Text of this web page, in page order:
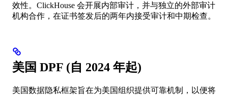
效性。ClickHouse 会开展内部审计，并与独立的外部审计
机构合作，在证书签发后的两年内接受审计和中期检查。
美国 DPF (自 2024 年起)
美国数据隐私框架旨在为美国组织提供可靠机制，以便将